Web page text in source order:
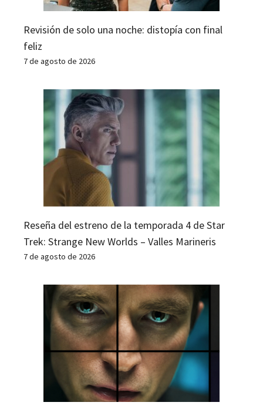
Revisión de solo una noche: distopía con final
feliz
7 de agosto de 2026
Reseña del estreno de la temporada 4 de Star
Trek: Strange New Worlds – Valles Marineris
7 de agosto de 2026